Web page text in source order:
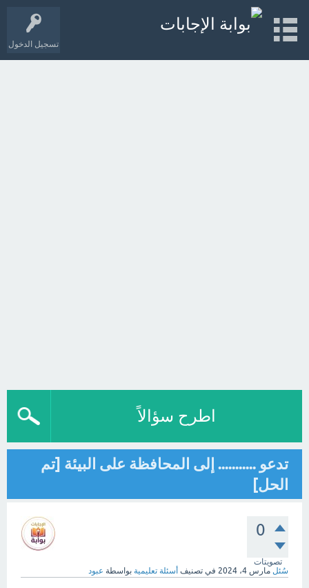
تسجيل الدخول
اطرح سؤالاً
تدعو ........... إلى المحافظة على البيئة [تم
الحل]
0
تصويتات
سُئل مارس 4، 2024 في تصنيف أسئلة تعليمية بواسطة عبود